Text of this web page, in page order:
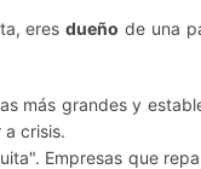
eresdueño de una
más grandes y
crisis.
Empresas que